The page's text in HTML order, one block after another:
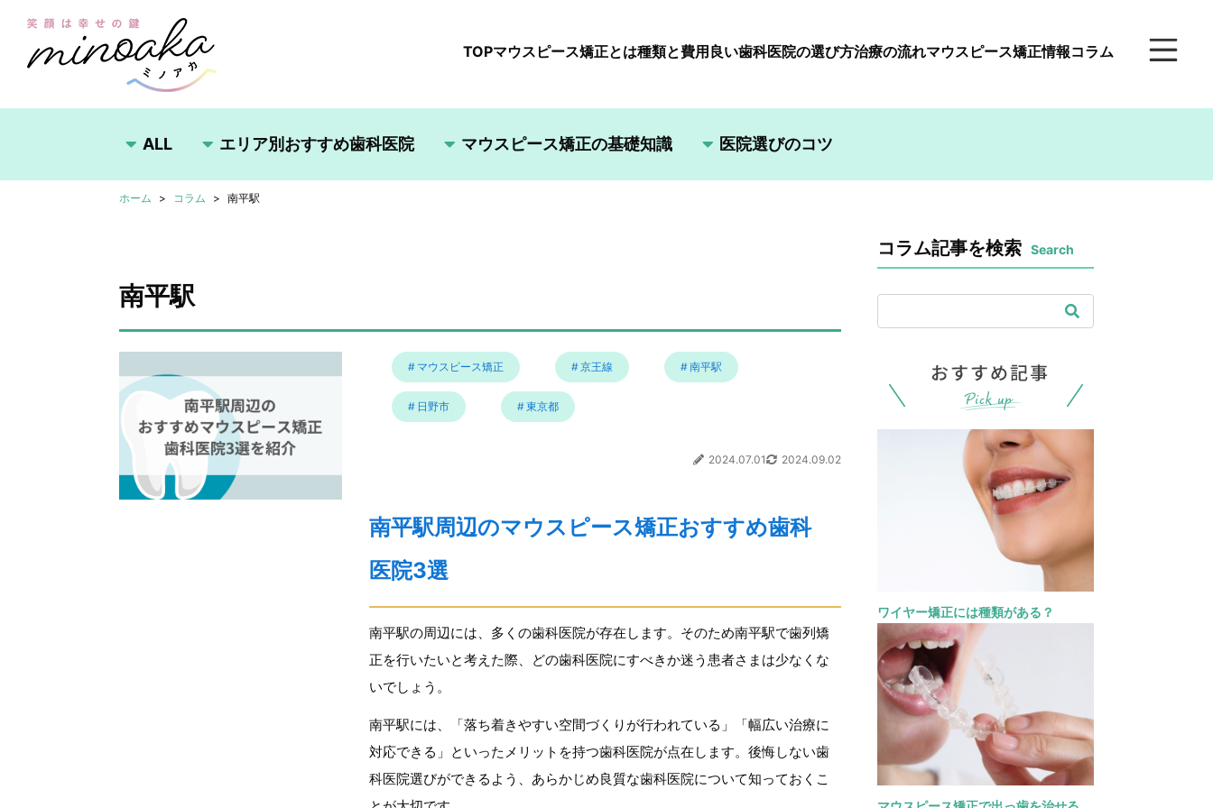
TOPマウスピース矯正とは種類と費用 良い歯科医院の選び方治療の流れマウスピース矯正情報コラム
ALL エリア別おすすめ歯科医院 マウスピース矯正の基礎知識 医院選びのコツ
ホーム コラム 南平駅
南平駅
マウスピース矯正 京王線 南平駅
日野市 東京都
2024.07.01 2024.09.02
南平駅周辺のマウスピース矯正おすすめ歯科
医院3選
南平駅の周辺には、多くの歯科医院が存在します。そのため南平駅で歯列矯
正を行いたいと考えた際、どの歯科医院にすべきか迷う患者さまは少なくな
いでしょう。
南平駅には、「落ち着きやすい空間づくりが行われている」「幅広い治療に
対応できる」といったメリットを持つ歯科医院が点在します。後悔しない歯
科医院選びができるよう、あらかじめ良質な歯科医院について知っておくこ
コラム記事を検索 Search
ワイヤー矯正には種類がある？